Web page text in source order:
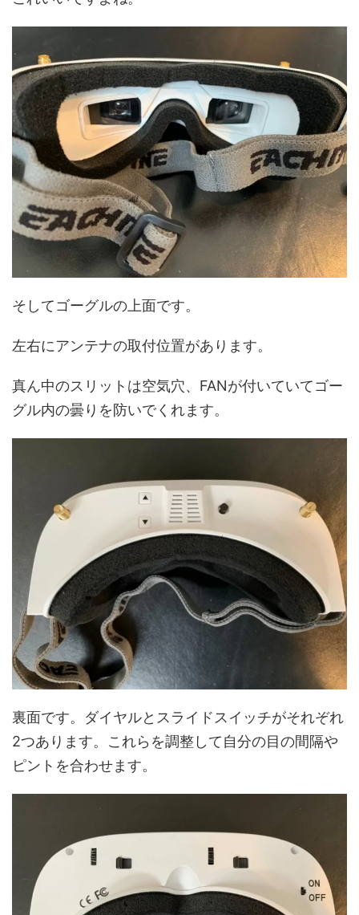
そしてゴーグルの上面です。
左右にアンテナの取付位置があります。
真ん中のスリットは空気穴、FANが付いていてゴー
グル内の曇りを防いでくれます。
裏面です。ダイヤルとスライドスイッチがそれぞれ
2つあります。これらを調整して自分の目の間隔や
ピントを合わせます。